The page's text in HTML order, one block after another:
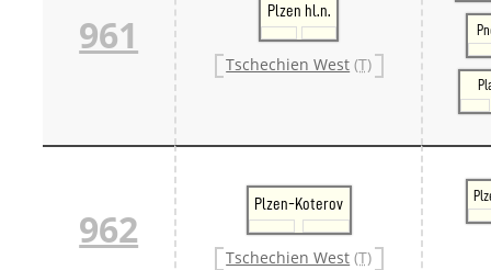
961
Plzen hl.n.
Tschechien West (T)
962
Plzen-Koterov
Tschechien West (T)